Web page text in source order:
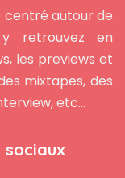
centré autour de
y retrouvez en
les previews et
mixtapes, des
etc...
sociaux